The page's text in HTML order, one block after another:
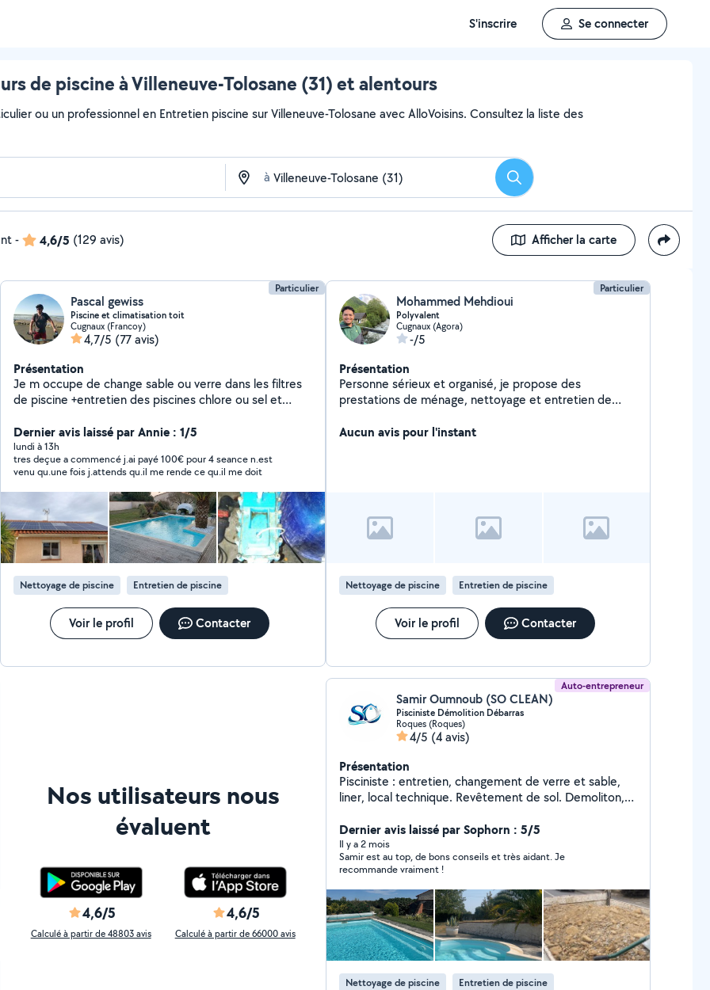
S'inscrire Se connecter
de piscine à Villeneuve-Tolosane (31) et alentours
ou un professionnel en Entretien piscine sur Villeneuve-Tolosane avec AlloVoisins. Consultez la liste des
à Rechercher
- 4,6/5 (129 avis) Afficher la carte
Particulier
Pascal gewiss
Piscine et climatisation toit
Cugnaux (Francoy)
4,7/5 (77 avis)
Présentation
Je m occupe de change sable ou verre dans les filtres
de piscine +entretien des piscines chlore ou sel et
message pour démarrer rattraper une piscine au chlore
ou sel vous conseillez en climatisation et vous faire
profiter de prix intéressant sur le matériel et sur la
pose je peux aussi vous proposez le nettoyage de vos
toitures avec un produit efficace (pas de Karcher) par
contre je ne fais pas l'entretien de chaudiere
Dernier avis laissé par Annie : 1/5
lundi à 13h
tres deçue a commencé j.ai payé 100€ pour 4 seance n.est
venu qu.une fois j.attends qu.il me rende ce qu.il me doit
Nettoyage de piscine Entretien de piscine
Voir le profil Contacter
Particulier
Mohammed Mehdioui
Polyvalent
Cugnaux (Agora)
-/5
Présentation
Personne sérieux et organisé, je propose des
prestations de ménage, nettoyage et entretien de
à offrir un environnement propre et agréable.
Aucun avis pour l'instant
Nettoyage de piscine Entretien de piscine
Voir le profil Contacter
Nos utilisateurs nous
évaluent
4,6/5
Calculé à partir de 48803 avis
4,6/5
Calculé à partir de 66000 avis
Auto-entrepreneur
Samir Oumnoub (SO CLEAN)
Pisciniste Démolition Débarras
Roques (Roques)
4/5 (4 avis)
Présentation
Pisciniste : entretien, changement de verre et sable,
liner, local technique. Revêtement de sol. Demoliton,
Dernier avis laissé par Sophorn : 5/5
Il y a 2 mois
Samir est au top, de bons conseils et très aidant. Je
recommande vraiment !
Nettoyage de piscine Entretien de piscine